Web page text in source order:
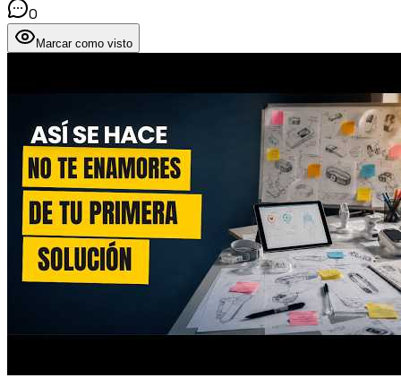
0
Marcar como visto